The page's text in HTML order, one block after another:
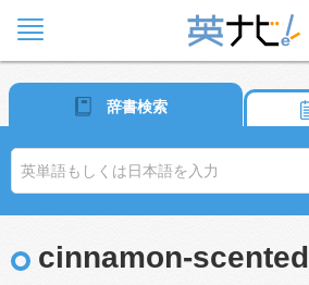
辞書検索
cinnamon-scented